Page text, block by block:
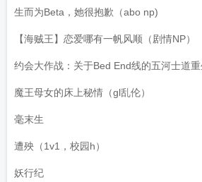
生而为Beta，她很抱歉（abo np)
【海贼王】恋爱哪有一帆风顺（剧情NP）
约会大作战：关于Bed End线的五河士道
魔王母女的床上秘情（gl乱伦）
毫末生
遭殃（1v1，校园h）
妖行纪